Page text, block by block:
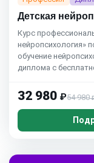
Детская
Курс
нейропсихология»
обучение
диплома с
32 980 ₽54 980